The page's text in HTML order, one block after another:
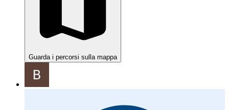
Guarda i percorsi sulla mappa